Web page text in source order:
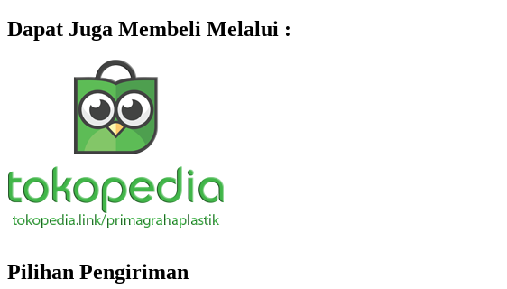
Dapat Juga Membeli Melalui :
Pilihan Pengiriman